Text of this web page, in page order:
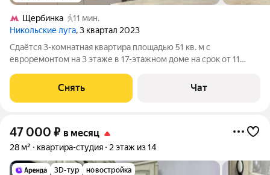
Щербинка
11 мин.
Никольские луга, 3 квартал 2023
Сдаётся 3-комнатная квартира площадью 51 кв. м с
евроремонтом на 3 этаже в 17-этажном доме на срок от 11
контейнерами для хранения в соседнем подъезде. Кладовка
входит в стоимость арендной платы. Из
Снять Чат
47 000 ₽ в месяц
28 м² квартира-студия 2 этаж из 14
3D-тур новостройка